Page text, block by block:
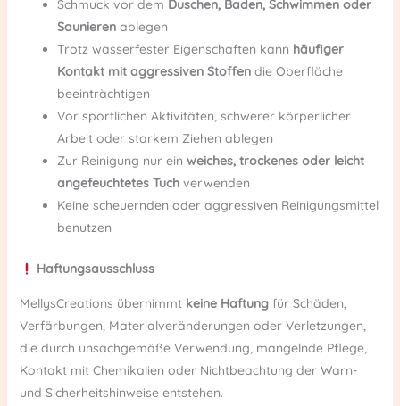
Schmuck vor dem Duschen, Baden, Schwimmen oder
Saunierenablegen
Trotz wasserfester Eigenschaften kann häufiger
Kontakt mit aggressiven Stoffendie Oberfläche
beeinträchtigen
Vor sportlichen Aktivitäten, schwerer körperlicher
Arbeit oder starkem Ziehen ablegen
Zur Reinigung nur ein weiches, trockenes oder leicht
angefeuchtetes Tuchverwenden
Keine scheuernden oder aggressiven Reinigungsmittel
benutzen
Haftungsausschluss
MellysCreations übernimmt keine Haftungfür Schäden,
Verfärbungen, Materialveränderungen oder Verletzungen,
die durch unsachgemäße Verwendung, mangelnde Pflege,
Kontakt mit Chemikalien oder Nichtbeachtung der Warn-
und Sicherheitshinweise entstehen.